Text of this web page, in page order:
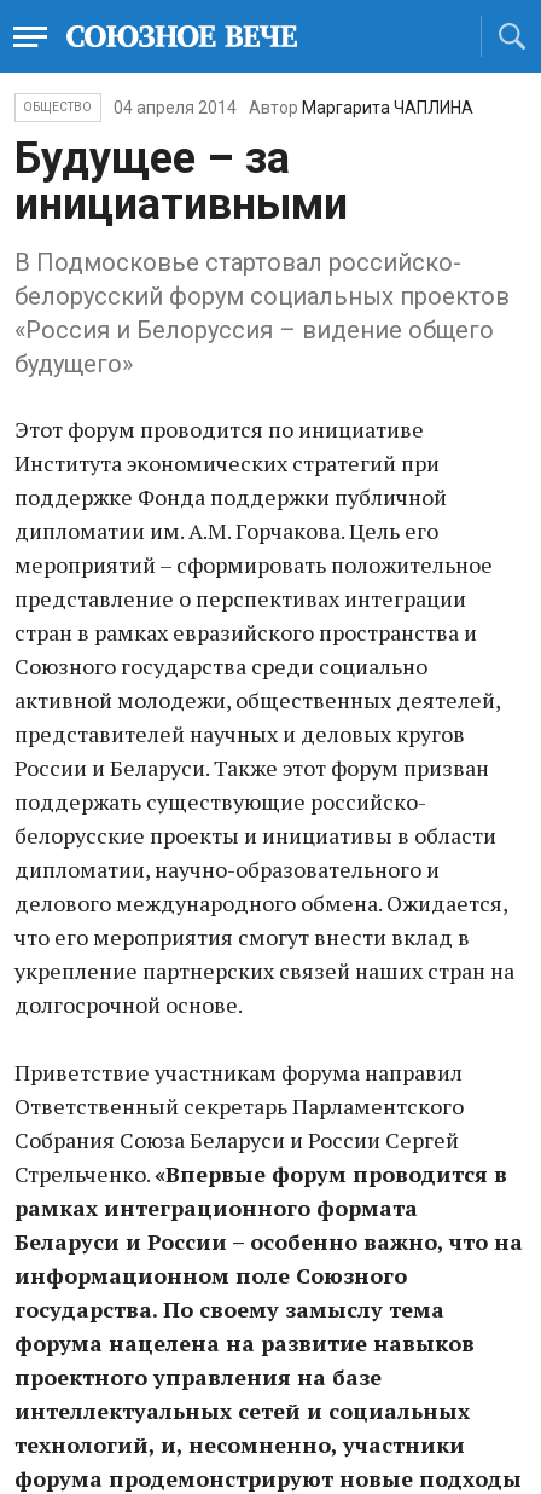
ОБЩЕСТВО 04 апреля 2014 Автор Маргарита ЧАПЛИНА
Будущее – за
инициативными
В Подмосковье стартовал российско-
белорусский форум социальных проектов
«Россия и Белоруссия – видение общего
будущего»
Этот форум проводится по инициативе
Института экономических стратегий при
поддержке Фонда поддержки публичной
дипломатии им. А.М. Горчакова. Цель его
мероприятий – сформировать положительное
представление о перспективах интеграции
стран в рамках евразийского пространства и
Союзного государства среди социально
активной молодежи, общественных деятелей,
представителей научных и деловых кругов
России и Беларуси. Также этот форум призван
поддержать существующие российско-
белорусские проекты и инициативы в области
дипломатии, научно-образовательного и
делового международного обмена. Ожидается,
что его мероприятия смогут внести вклад в
укрепление партнерских связей наших стран на
долгосрочной основе.
Приветствие участникам форума направил
Ответственный секретарь Парламентского
Собрания Союза Беларуси и России Сергей
Стрельченко.«Впервые форум проводится в
рамках интеграционного формата
Беларуси и России – особенно важно, что на
информационном поле Союзного
государства. По своему замыслу тема
форума нацелена на развитие навыков
проектного управления на базе
интеллектуальных сетей и социальных
технологий, и, несомненно, участники
форума продемонстрируют новые подходы